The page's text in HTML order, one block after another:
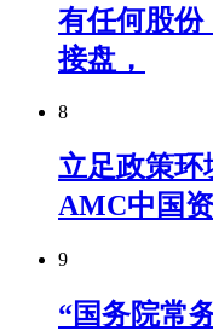
有任何股份
接盘，
8
立足政策环
AMC中国
9
“国务院常